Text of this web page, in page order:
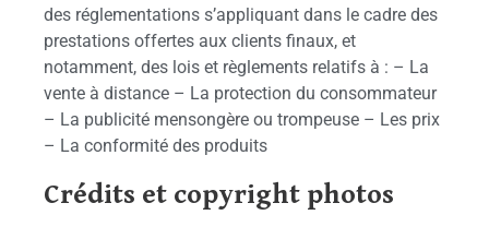
des réglementations s’appliquant dans le cadre des
prestations offertes aux clients finaux, et
notamment, des lois et règlements relatifs à : – La
vente à distance – La protection du consommateur
– La publicité mensongère ou trompeuse – Les prix
– La conformité des produits
Crédits et copyright photos